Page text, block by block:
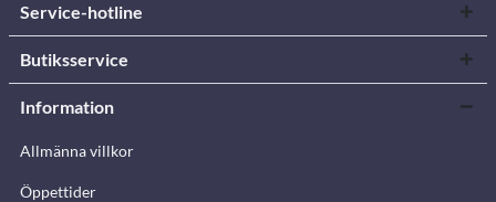
Service-hotline
Butiksservice
Information
Allmänna villkor
Öppettider